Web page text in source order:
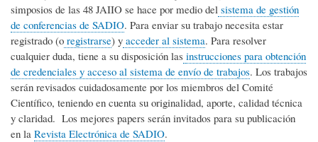
simposios de las 48 JAIIO se hace por medio del sistema de gestión
de conferencias de SADIO. Para enviar su trabajo necesita estar
registrado (o registrarse) y acceder al sistema. Para resolver
cualquier duda, tiene a su disposición las instrucciones para obtención
de credenciales y acceso al sistema de envío de trabajos. Los trabajos
serán revisados cuidadosamente por los miembros del Comité
Científico, teniendo en cuenta su originalidad, aporte, calidad técnica
y claridad. Los mejores papers serán invitados para su publicación
en la Revista Electrónica de SADIO.